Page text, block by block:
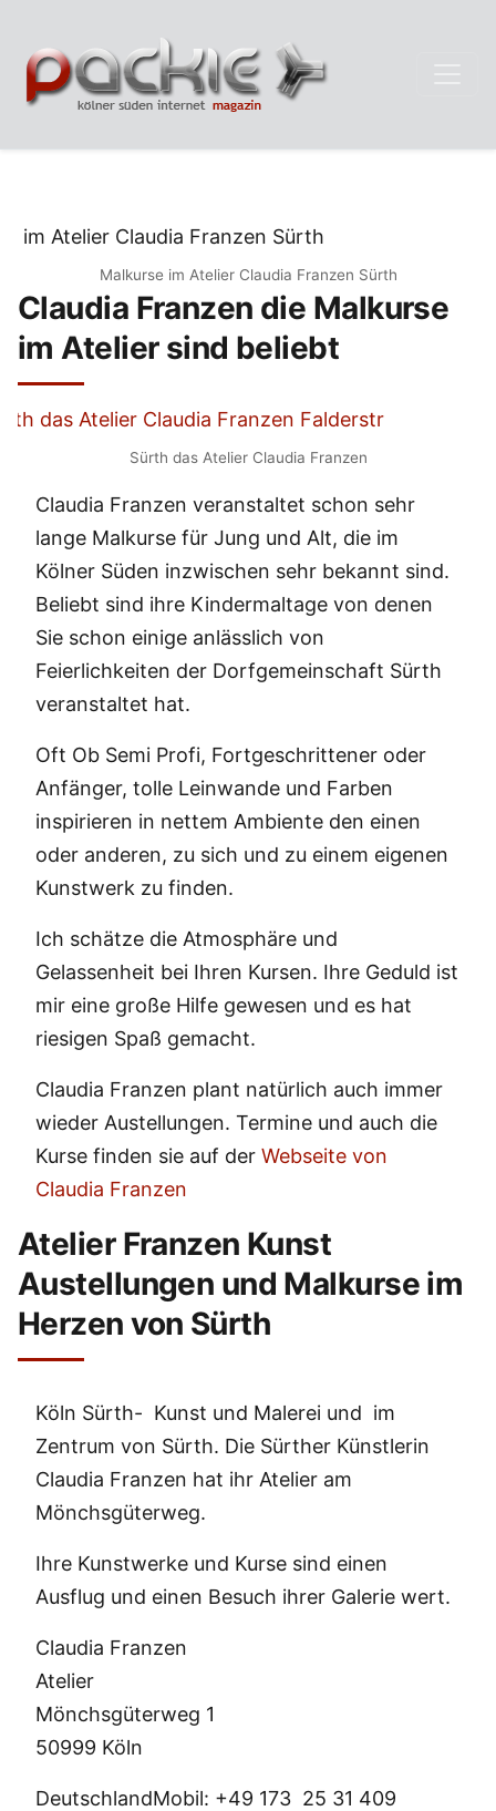
Malkurse im Atelier Claudia Franzen Sürth
Claudia Franzen die Malkurse
im Atelier sind beliebt
Sürth das Atelier Claudia Franzen
Claudia Franzen veranstaltet schon sehr
lange Malkurse für Jung und Alt, die im
Kölner Süden inzwischen sehr bekannt sind.
Beliebt sind ihre Kindermaltage von denen
Sie schon einige anlässlich von
Feierlichkeiten der Dorfgemeinschaft Sürth
veranstaltet hat.
Oft Ob Semi Profi, Fortgeschrittener oder
Anfänger, tolle Leinwande und Farben
inspirieren in nettem Ambiente den einen
oder anderen, zu sich und zu einem eigenen
Kunstwerk zu finden.
Ich schätze die Atmosphäre und
Gelassenheit bei Ihren Kursen. Ihre Geduld ist
mir eine große Hilfe gewesen und es hat
riesigen Spaß gemacht.
Claudia Franzen plant natürlich auch immer
wieder Austellungen. Termine und auch die
Kurse finden sie auf der Webseite von
Claudia Franzen
Atelier Franzen Kunst
Austellungen und Malkurse im
Herzen von Sürth
Köln Sürth- Kunst und Malerei und im
Zentrum von Sürth. Die Sürther Künstlerin
Claudia Franzen hat ihr Atelier am
Mönchsgüterweg.
Ihre Kunstwerke und Kurse sind einen
Ausflug und einen Besuch ihrer Galerie wert.
Claudia Franzen
Atelier
Mönchsgüterweg 1
50999 Köln
DeutschlandMobil: +49 173 25 31 409